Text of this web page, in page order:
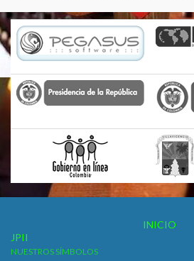
INICIO
JPII
NUESTROS SÍMBOLOS